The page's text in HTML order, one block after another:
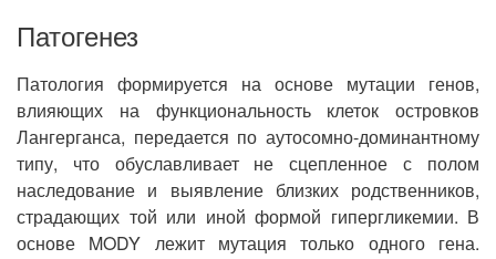
Патогенез
Патология формируется на основе мутации генов,
влияющих на функциональность клеток островков
Лангерганса, передается по аутосомно-доминантному
типу, что обуславливает не сцепленное с полом
наследование и выявление близких родственников,
страдающих той или иной формой гипергликемии. В
основе MODY лежит мутация только одного гена.